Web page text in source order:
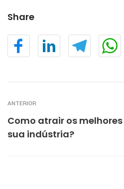
Share
ANTERIOR
Como atrair os
sua indústria?